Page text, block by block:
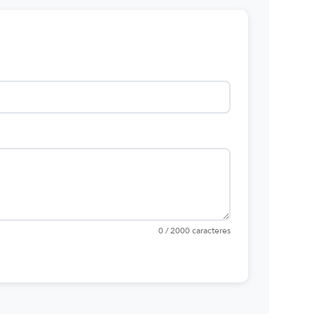
0 / 2000 caracteres